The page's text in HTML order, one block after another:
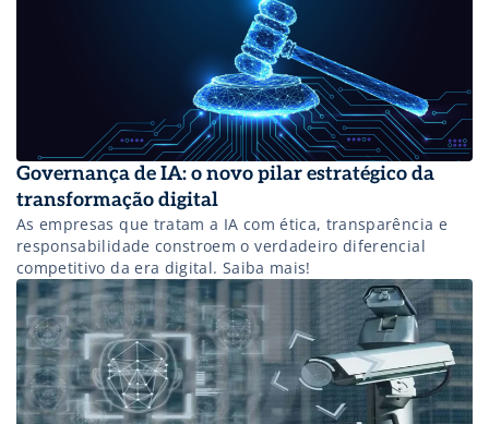
Governança de IA: o novo pilar estratégico da
transformação digital
As empresas que tratam a IA com ética, transparência e
responsabilidade constroem o verdadeiro diferencial
competitivo da era digital. Saiba mais!